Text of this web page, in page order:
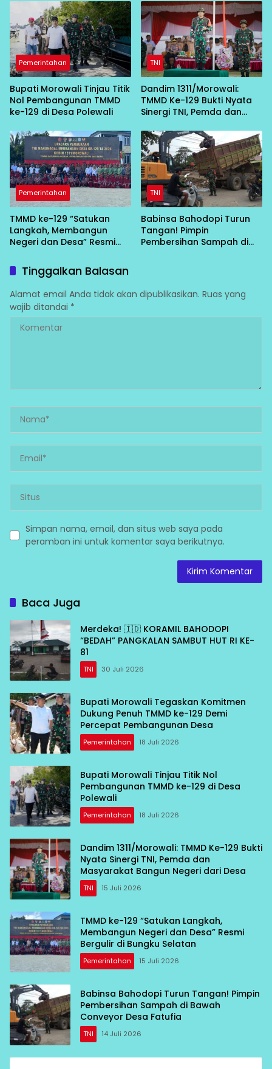
Desa
Pemerintahan
Bupati Morowali Tinjau Titik
Nol Pembangunan TMMD
ke-129 di Desa Polewali
TNI
Dandim 1311/Morowali:
TMMD Ke-129 Bukti Nyata
Sinergi TNI, Pemda dan
dari Desa
Pemerintahan
TMMD ke-129 “Satukan
Langkah, Membangun
Negeri dan Desa” Resmi
TNI
Babinsa Bahodopi Turun
Tangan! Pimpin
Pembersihan Sampah di
Tinggalkan Balasan
Alamat email Anda tidak akan dipublikasikan. Ruas yang
wajib ditandai *
Simpan nama, email, dan situs web saya pada
peramban ini untuk komentar saya berikutnya.
Baca Juga
Merdeka! 🇮🇩 KORAMIL BAHODOPI
“BEDAH” PANGKALAN SAMBUT HUT RI KE-
81
TNI 30 Juli 2026
Bupati Morowali Tegaskan Komitmen
Dukung Penuh TMMD ke-129 Demi
Percepat Pembangunan Desa
Pemerintahan 18 Juli 2026
Bupati Morowali Tinjau Titik Nol
Pembangunan TMMD ke-129 di Desa
Polewali
Pemerintahan 18 Juli 2026
Dandim 1311/Morowali: TMMD Ke-129 Bukti
Nyata Sinergi TNI, Pemda dan
Masyarakat Bangun Negeri dari Desa
TNI 15 Juli 2026
TMMD ke-129 “Satukan Langkah,
Membangun Negeri dan Desa” Resmi
Bergulir di Bungku Selatan
Pemerintahan 15 Juli 2026
Babinsa Bahodopi Turun Tangan! Pimpin
Pembersihan Sampah di Bawah
Conveyor Desa Fatufia
TNI 14 Juli 2026